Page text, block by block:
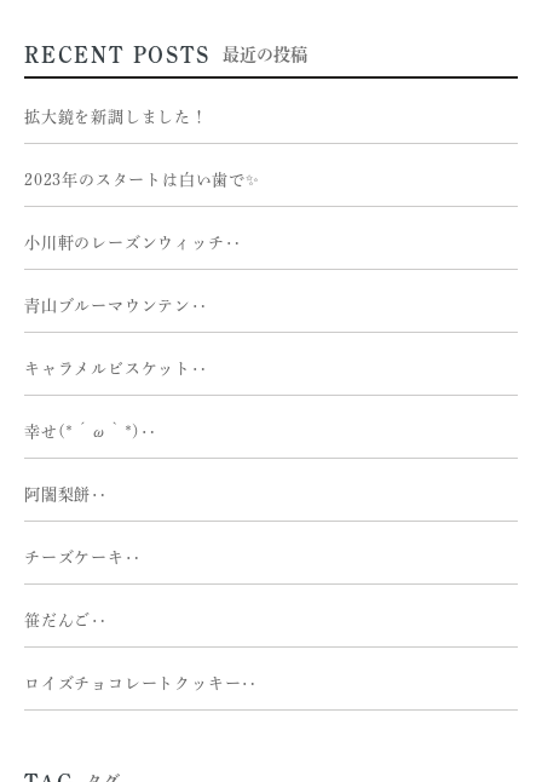
RECENT POSTS 最近の投稿
拡大鏡を新調しました！
2023年のスタートは白い歯で✨
小川軒のレーズンウィッチ‥
青山ブルーマウンテン‥
キャラメルビスケット‥
幸せ(*´ω｀*)‥
阿闍梨餅‥
チーズケーキ‥
笹だんご‥
ロイズチョコレートクッキー‥